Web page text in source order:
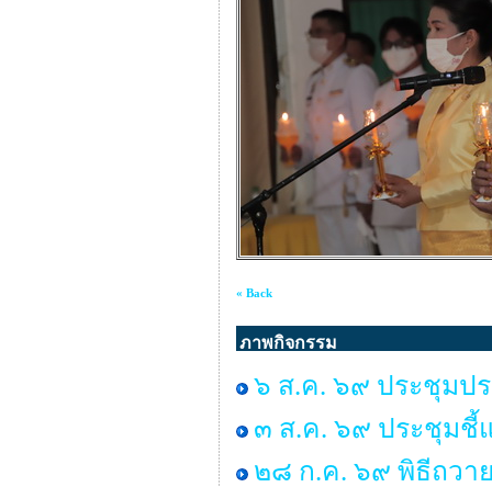
« Back
ภาพกิจกรรม
๖ ส.ค. ๖๙ ประชุมป
๓ ส.ค. ๖๙ ประชุมชี้
๒๘ ก.ค. ๖๙ พิธีถวา